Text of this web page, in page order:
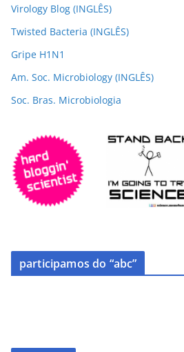
Virology Blog (INGLÊS)
Twisted Bacteria (INGLÊS)
Gripe H1N1
Am. Soc. Microbiology (INGLÊS)
Soc. Bras. Microbiologia
participamos do “abc”